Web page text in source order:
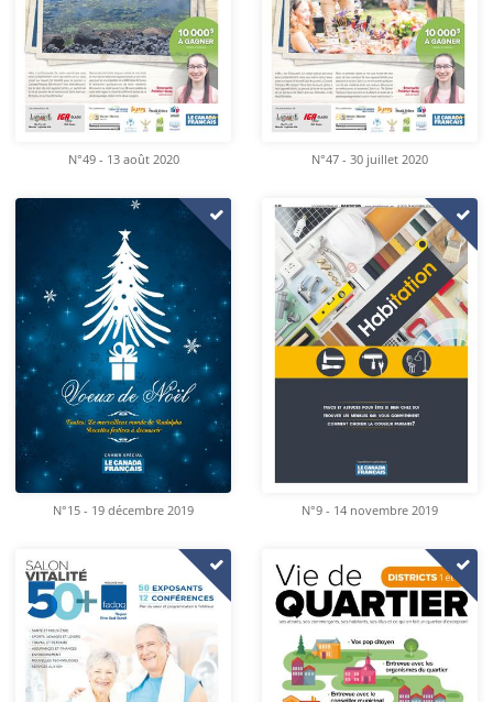
N°49 - 13 août 2020 N°47 - 30 juillet 2020
N°15 - 19 décembre 2019 N°9 - 14 novembre 2019